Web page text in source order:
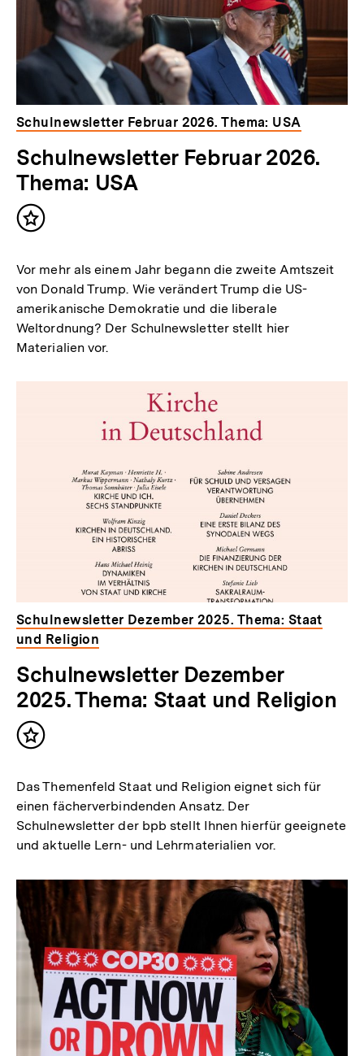
Schulnewsletter Februar 2026. Thema: USA
Schulnewsletter Februar 2026.
Thema: USA
Inhalt
Vor mehr als einem Jahr begann die zweite Amtszeit
von Donald Trump. Wie verändert Trump die US-
amerikanische Demokratie und die liberale
Weltordnung? Der Schulnewsletter stellt hier
Materialien vor.
Schulnewsletter Dezember 2025. Thema: Staat
und Religion
Schulnewsletter Dezember
2025. Thema: Staat und Religion
Inhalt
Das Themenfeld Staat und Religion eignet sich für
einen fächerverbindenden Ansatz. Der
Schulnewsletter der bpb stellt Ihnen hierfür geeignete
und aktuelle Lern- und Lehrmaterialien vor.